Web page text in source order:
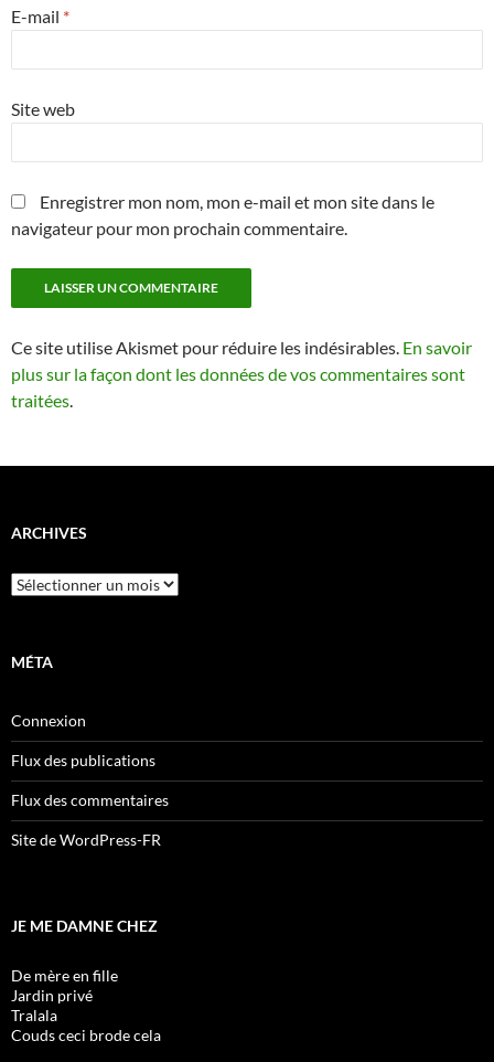
E-mail *
Site web
Enregistrer mon nom, mon e-mail et mon site dans le
navigateur pour mon prochain commentaire.
Ce site utilise Akismet pour réduire les indésirables. En savoir
plus sur la façon dont les données de vos commentaires sont
traitées.
ARCHIVES
Archives
MÉTA
Connexion
Flux des publications
Flux des commentaires
Site de WordPress-FR
JE ME DAMNE CHEZ
De mère en fille
Jardin privé
Tralala
Couds ceci brode cela